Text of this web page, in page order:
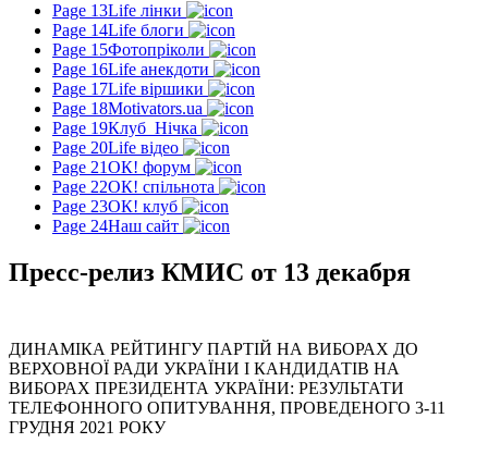
Page 13Life лінки
Page 14Life блоги
Page 15Фотопріколи
Page 16Life анекдоти
Page 17Life віршики
Page 18Motivators.ua
Page 19Клуб_Нічка
Page 20Life відео
Page 21ОК! форум
Page 22ОК! спільнота
Page 23ОК! клуб
Page 24Наш сайт
Пресс-релиз КМИС от 13 декабря
ДИНАМІКА РЕЙТИНГУ ПАРТІЙ НА ВИБОРАХ ДО
ВЕРХОВНОЇ РАДИ УКРАЇНИ І КАНДИДАТІВ НА
ВИБОРАХ ПРЕЗИДЕНТА УКРАЇНИ: РЕЗУЛЬТАТИ
ТЕЛЕФОННОГО ОПИТУВАННЯ, ПРОВЕДЕНОГО 3-11
ГРУДНЯ 2021 РОКУ